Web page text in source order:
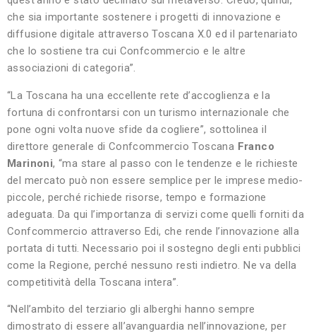
che sia importante sostenere i progetti di innovazione e
diffusione digitale attraverso Toscana X.0 ed il partenariato
che lo sostiene tra cui Confcommercio e le altre
associazioni di categoria”.
“La Toscana ha una eccellente rete d’accoglienza e la
fortuna di confrontarsi con un turismo internazionale che
pone ogni volta nuove sfide da cogliere”, sottolinea il
direttore generale di Confcommercio Toscana Franco
Marinoni, “ma stare al passo con le tendenze e le richieste
del mercato può non essere semplice per le imprese medio-
piccole, perché richiede risorse, tempo e formazione
adeguata. Da qui l’importanza di servizi come quelli forniti da
Confcommercio attraverso Edi, che rende l’innovazione alla
portata di tutti. Necessario poi il sostegno degli enti pubblici
come la Regione, perché nessuno resti indietro. Ne va della
competitività della Toscana intera”.
“Nell’ambito del terziario gli alberghi hanno sempre
dimostrato di essere all’avanguardia nell’innovazione, per